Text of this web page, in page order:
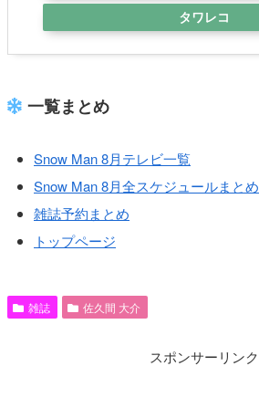
タワレコ
一覧まとめ
Snow Man 8月テレビ一覧
Snow Man 8月全スケジュールまとめ
雑誌予約まとめ
トップページ
雑誌 佐久間 大介
スポンサーリンク